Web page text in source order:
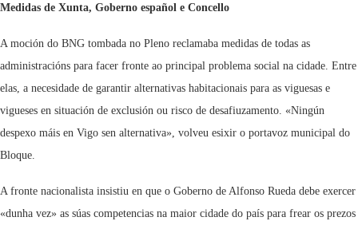
Medidas de Xunta, Goberno español e Concello
A moción do BNG tombada no Pleno reclamaba medidas de todas as
administracións para facer fronte ao principal problema social na cidade. Entre
elas, a necesidade de garantir alternativas habitacionais para as viguesas e
vigueses en situación de exclusión ou risco de desafiuzamento. «Ningún
despexo máis en Vigo sen alternativa», volveu esixir o portavoz municipal do
Bloque.
A fronte nacionalista insistiu en que o Goberno de Alfonso Rueda debe exercer
«dunha vez» as súas competencias na maior cidade do país para frear os prezos